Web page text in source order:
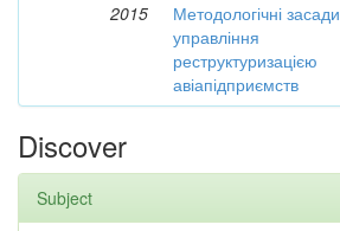
2015
Методологічні засади
управління
реструктуризацією
авіапідприємств
Discover
Subject